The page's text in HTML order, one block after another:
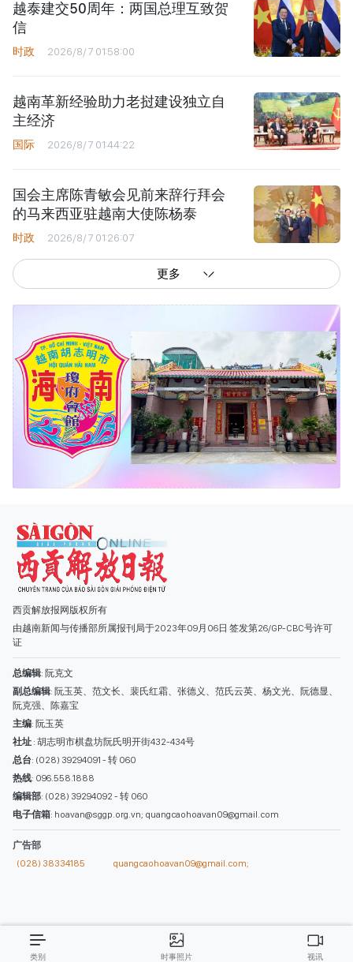
越泰建交50周年：两国总理互致贺
信
时政 2026/8/7 01:58:00
越南革新经验助力老挝建设独立自
主经济
国际 2026/8/7 01:44:22
国会主席陈青敏会见前来辞行拜会
的马来西亚驻越南大使陈杨泰
时政 2026/8/7 01:26:07
更多
西贡解放报网版权所有
由越南新闻与传播部所属报刊局于2023年09月06日 签发第26/GP-CBC号许可
副总编辑: 阮玉英、范文长、裴氏红霜、张德义、范氏云英、杨文光、阮德显、
阮克强、陈嘉宝
主编: 阮玉英
社址: 胡志明市棋盘坊阮氏明开街432-434号
总台: (028) 39294091 - 转 060
热线: 096.558.1888
编辑部: (028) 39294092 - 转 060
电子信箱
广告部
(028) 38334185
quangcaohoavan09@gmail.com;
类别